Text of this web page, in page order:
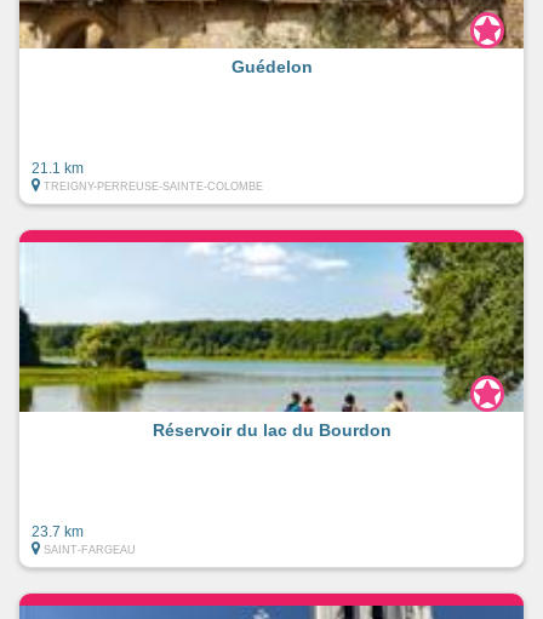
Guédelon
21.1 km
TREIGNY-PERREUSE-SAINTE-COLOMBE
Réservoir du lac du Bourdon
23.7 km
SAINT-FARGEAU